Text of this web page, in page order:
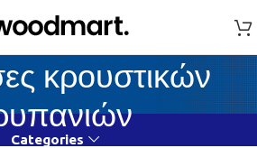
κρουστικών
Categories